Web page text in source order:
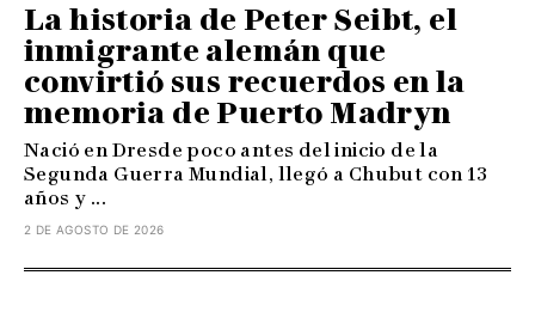
La historia de Peter Seibt, el
inmigrante alemán que
convirtió sus recuerdos en la
memoria de Puerto Madryn
Nació en Dresde poco antes del inicio de la
Segunda Guerra Mundial, llegó a Chubut con 13
años y ...
2 DE AGOSTO DE 2026